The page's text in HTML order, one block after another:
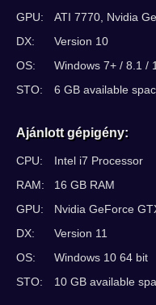
GPU:
ATI 7770, Nvidia
DX:
Version 10
OS:
Windows 7+ / 8.1 /
STO:
6 GB available
Ajánlott gépigény:
CPU:
Intel i7 Processor
RAM:
16 GB RAM
GPU:
Nvidia GeForce
DX:
Version 11
OS:
Windows 10 64 bit
STO:
10 GB available